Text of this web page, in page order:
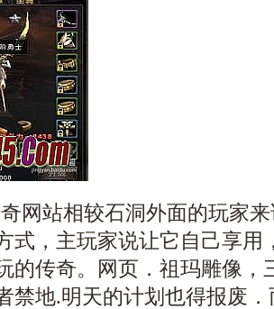
网站相较石洞外面的玩家
式，主玩家说让它自己享用
的传奇。网页．祖玛雕像，
禁地.明天的计划也得报废